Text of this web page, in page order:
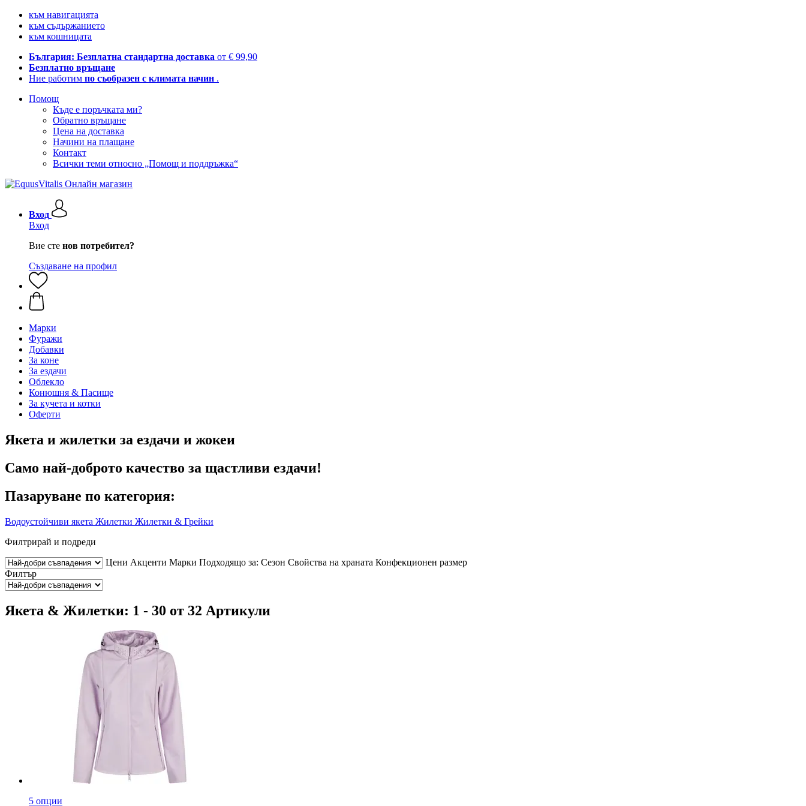
към навигацията
към съдържанието
към кошницата
България: Безплатна стандартна доставка от € 99,90
Безплатно връщане
Ние работим по съобразен с климата начин .
Помощ
Къде е поръчката ми?
Обратно връщане
Цена на доставка
Начини на плащане
Контакт
Всички теми относно „Помощ и поддръжка“
Вход
Вход
Вие сте нов потребител?
Създаване на профил
Марки
Фуражи
Добавки
За коне
За ездачи
Облекло
Конюшня & Пасище
За кучета и котки
Оферти
Якета и жилетки за ездачи и жокеи
Само най-доброто качество за щастливи ездачи!
Пазаруване по категория:
Водоустойчиви якета Жилетки Жилетки & Грейки
Филтрирай и подреди
Цени Акценти Марки Подходящо за: Сезон Свойства на храната Конфекционен размер
Филтър
Якета & Жилетки: 1 - 30 от 32 Артикули
5 опции